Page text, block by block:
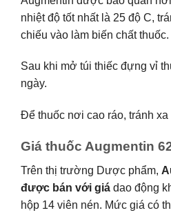
nhiệt độ tốt nhất là 25 độ C,
chiếu vào làm biến chất thuốc.
Sau khi mở túi thiếc đựng vỉ
ngày.
Để thuốc nơi cao ráo, tránh xa
Giá thuốc Augmentin
Trên thị trường Dược phẩm,
được bán với giá dao động
hộp 14 viên nén. Mức giá có